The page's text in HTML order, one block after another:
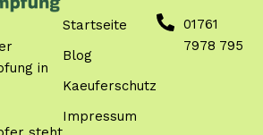
in
Startseite
Blog
Kaeuferschutz
Impressum
01761
7978 795